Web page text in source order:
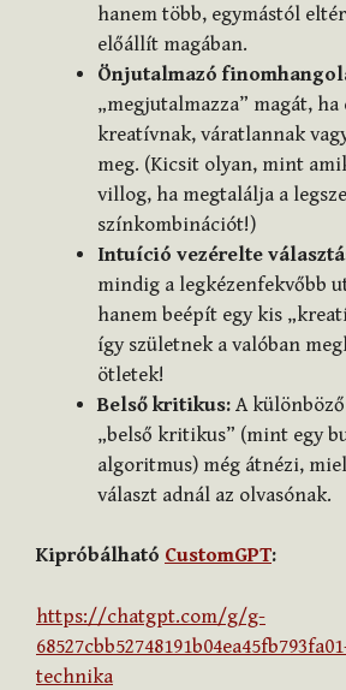
hanem több, egymástól
előállít magában.
Önjutalmazó
„megjutalmazza” magát, ha
kreatívnak, váratlannak
meg. (Kicsit olyan, mint
villog, ha megtalálja a
színkombinációt!)
Intuíció vezérelte
mindig a legkézenfekvőbb
hanem beépít egy kis
így születnek a valóban
ötletek!
Belső kritikus: A
„belső kritikus” (mint egy
algoritmus) még átnézi,
választ adnál az olvasónak.
Kipróbálható CustomGPT:
https://chatgpt.com/g/g-
technika